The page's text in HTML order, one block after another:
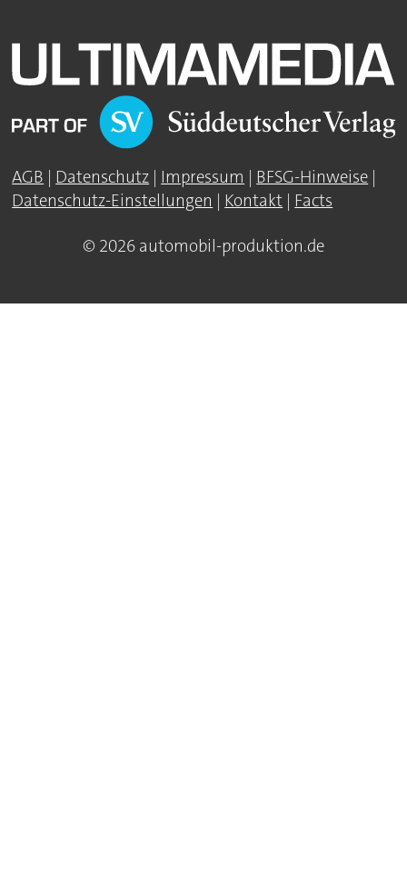
AGB | Datenschutz | Impressum | BFSG-Hinweise |
Datenschutz-Einstellungen | Kontakt | Facts
© 2026 automobil-produktion.de